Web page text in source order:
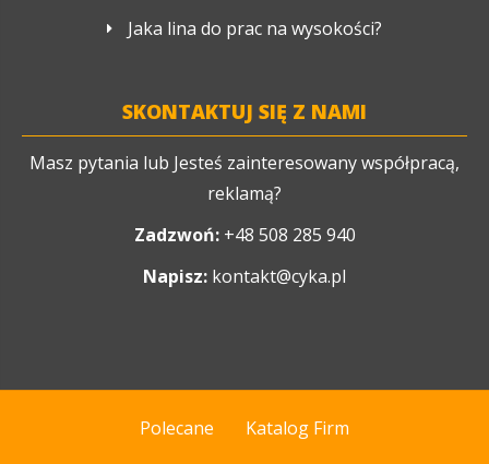
Jaka lina do prac na wysokości?
SKONTAKTUJ SIĘ Z NAMI
Masz pytania lub Jesteś zainteresowany współpracą,
reklamą?
Zadzwoń: +48 508 285 940
Napisz: kontakt@cyka.pl
Polecane Katalog Firm